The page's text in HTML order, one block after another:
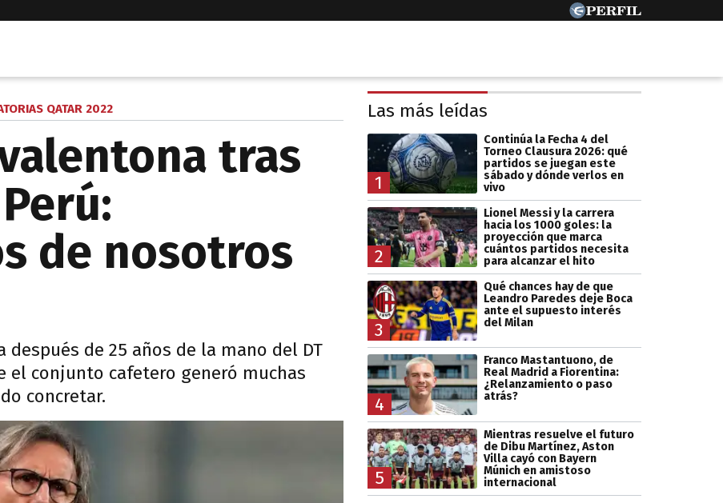
QATAR 2022
tras
de nosotros
de 25 años de la mano del DT
conjunto cafetero generó muchas
concretar.
Las más leídas
1
Continúa la Fecha 4 del
Torneo Clausura 2026: qué
partidos se juegan este
sábado y dónde verlos en
vivo
2
Lionel Messi y la carrera
hacia los 1000 goles: la
proyección que marca
cuántos partidos necesita
para alcanzar el hito
3
Qué chances hay de que
Leandro Paredes deje Boca
ante el supuesto interés
del Milan
4
Franco Mastantuono, de
Real Madrid a Fiorentina:
¿Relanzamiento o paso
atrás?
5
Mientras resuelve el futuro
de Dibu Martínez, Aston
Villa cayó con Bayern
Múnich en amistoso
internacional